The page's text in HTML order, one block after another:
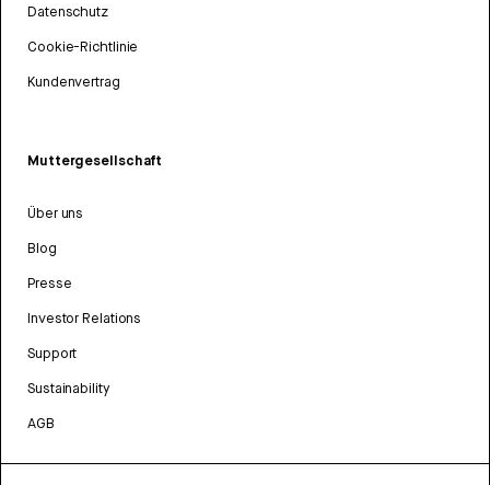
Datenschutz
Cookie-Richtlinie
Kundenvertrag
Muttergesellschaft
Über uns
Blog
Presse
Investor Relations
Support
Sustainability
AGB